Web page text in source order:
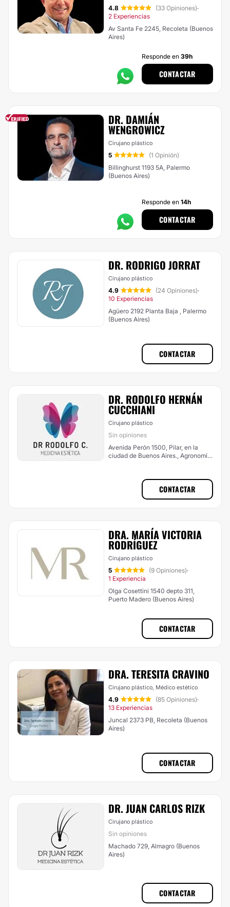
4.8 (33 Opiniones)·
2 Experiencias
Av Santa Fe 2245, Recoleta (Buenos
Aires)
Responde en 39h
CONTACTAR
DR. DAMIÁN
WENGROWICZ
Cirujano plástico
5
(1 Opinión)
Billinghurst 1193 5A, Palermo
(Buenos Aires)
Responde en 14h
CONTACTAR
DR. RODRIGO JORRAT
Cirujano plástico
4.9 (24 Opiniones)·
10 Experiencias
Agüero 2192 Planta Baja , Palermo
(Buenos Aires)
CONTACTAR
DR. RODOLFO HERNÁN
CUCCHIANI
Cirujano plástico
Sin opiniones
Avenida Perón 1500, Pilar, en la
ciudad de Buenos Aires., Agronomía
CONTACTAR
DRA. MARÍA VICTORIA
RODRÍGUEZ
Cirujano plástico
5 (9 Opiniones)·
1 Experiencia
Olga Cosettini 1540 depto 311,
Puerto Madero (Buenos Aires)
CONTACTAR
DRA. TERESITA CRAVINO
Cirujano plástico, Médico estético
4.9 (85 Opiniones)·
13 Experiencias
Juncal 2373 PB, Recoleta (Buenos
Aires)
CONTACTAR
DR. JUAN CARLOS RIZK
Cirujano plástico
Sin opiniones
Machado 729, Almagro (Buenos
Aires)
CONTACTAR